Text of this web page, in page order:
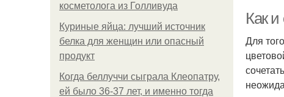
косметолога из Голливуда
Куриные яйца: лучший источник
белка для женщин или опасный
продукт
Когда беллуччи сыграла Клеопатру,
ей было 36-37 лет, и именно тогда
Как
Для